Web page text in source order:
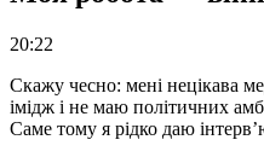
20:22
Скажу чесно: мені нецікава
імідж і не маю політичних
Саме тому я рідко даю